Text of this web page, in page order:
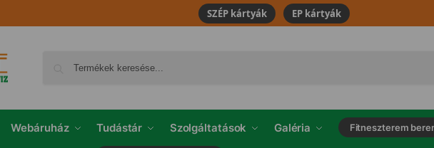
SZÉP kártyák EP kártyák
Webáruház Tudástár Szolgáltatások Galéria Fitneszterem